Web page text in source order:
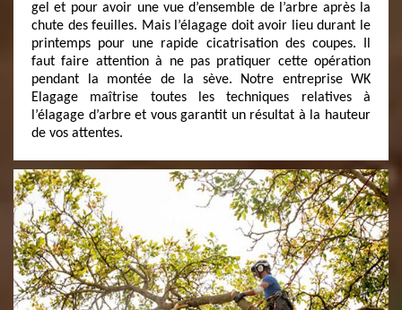
gel et pour avoir une vue d’ensemble de l’arbre après la
chute des feuilles. Mais l’élagage doit avoir lieu durant le
printemps pour une rapide cicatrisation des coupes. Il
faut faire attention à ne pas pratiquer cette opération
pendant la montée de la sève. Notre entreprise WK
Elagage maîtrise toutes les techniques relatives à
l’élagage d’arbre et vous garantit un résultat à la hauteur
de vos attentes.